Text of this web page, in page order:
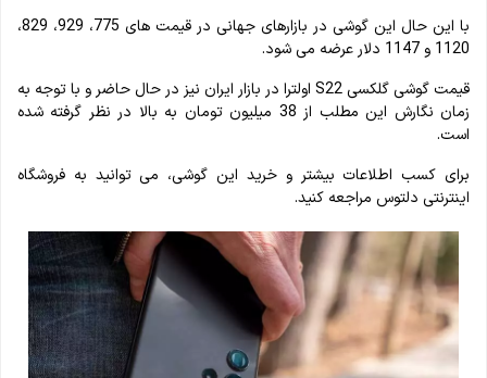
با این حال این گوشی در بازارهای جهانی در قیمت های 775، 929، 829،
1120 و 1147 دلار عرضه می شود.
قیمت گوشی گلکسی S22 اولترا در بازار ایران نیز در حال حاضر و با توجه به
زمان نگارش این مطلب از 38 میلیون تومان به بالا در نظر گرفته شده
است.
برای کسب اطلاعات بیشتر و خرید این گوشی، می توانید به فروشگاه
اینترنتی دلتوس مراجعه کنید.